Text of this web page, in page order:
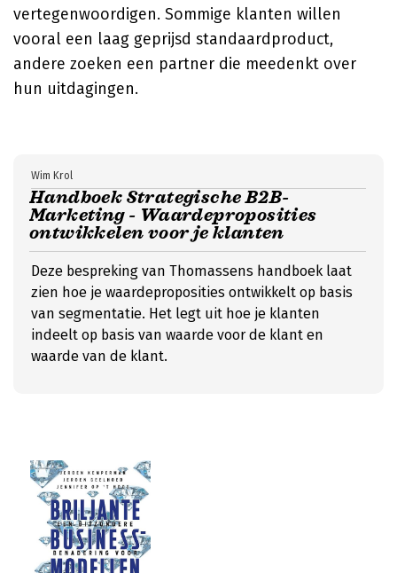
vertegenwoordigen. Sommige klanten willen
vooral een laag geprijsd standaardproduct,
andere zoeken een partner die meedenkt over
hun uitdagingen.
Handboek Strategische B2B-
Marketing - Waardeproposities
ontwikkelen voor je klanten
Wim Krol
Deze bespreking van Thomassens handboek laat
zien hoe je waardeproposities ontwikkelt op basis
van segmentatie. Het legt uit hoe je klanten
indeelt op basis van waarde voor de klant en
waarde van de klant.